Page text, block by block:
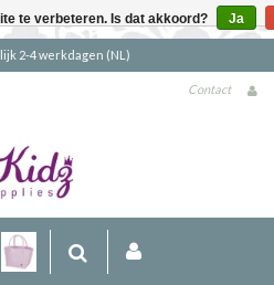
Gratis verzending boven €90 (NL)
Contact
te verbeteren. Is dat akkoord? Ja